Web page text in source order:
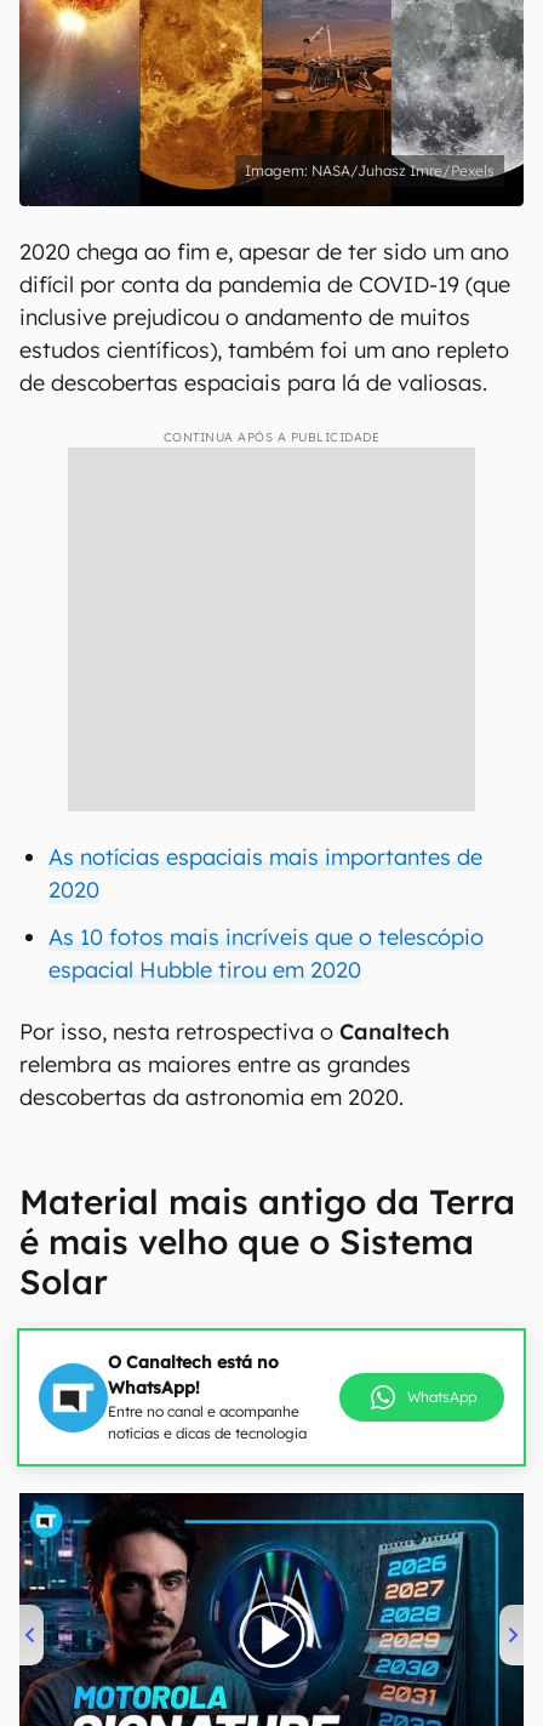
NASA/Juhasz Imre/Pexels
2020 chega ao fim e, apesar de ter sido um ano
difícil por conta da pandemia de COVID-19 (que
inclusive prejudicou o andamento de muitos
estudos científicos), também foi um ano repleto
de descobertas espaciais para lá de valiosas.
CONTINUA APÓS A PUBLICIDADE
As notícias espaciais mais importantes de
2020
As 10 fotos mais incríveis que o telescópio
espacial Hubble tirou em 2020
Por isso, nesta retrospectiva o Canaltech
relembra as maiores entre as grandes
descobertas da astronomia em 2020.
Material mais antigo da Terra
é mais velho que o Sistema
Solar
O Canaltech está no
WhatsApp!
Entre no canal e acompanhe
notícias e dicas de tecnologia
WhatsApp